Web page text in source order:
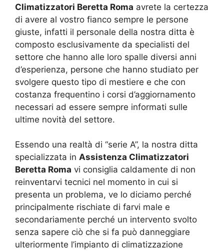
Climatizzatori Beretta Roma avrete la certezza
di avere al vostro fianco sempre le persone
giuste, infatti il personale della nostra ditta è
composto esclusivamente da specialisti del
settore che hanno alle loro spalle diversi anni
d’esperienza, persone che hanno studiato per
svolgere questo tipo di mestiere e che con
costanza frequentino i corsi d’aggiornamento
necessari ad essere sempre informati sulle
ultime novità del settore.
Essendo una realtà di “serie A”, la nostra ditta
specializzata in Assistenza Climatizzatori
Beretta Roma vi consiglia caldamente di non
reinventarvi tecnici nel momento in cui si
presenta un problema, ve lo diciamo perché
principalmente rischiate di farvi male e
secondariamente perché un intervento svolto
senza sapere ciò che si fa può danneggiare
ulteriormente l’impianto di climatizzazione